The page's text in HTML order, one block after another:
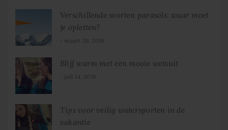
Verschillende soorten parasols: waar moet
je opletten?
maart 29, 2018
Blijf warm met een mooie wetsuit
juli 14, 2018
Tips voor veilig watersporten in de
vakantie